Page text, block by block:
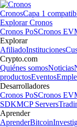
CronosCapa 1
Explorar Cronos
Cronos PoSCronos
Explorar
AfiliadoInstituciones
Crypto.com
Quiénes somosNoticias
productosEventos
Desarrolladores
Cronos PoSCronos
SDKMCP Servers
Aprender
AprenderBitcoin